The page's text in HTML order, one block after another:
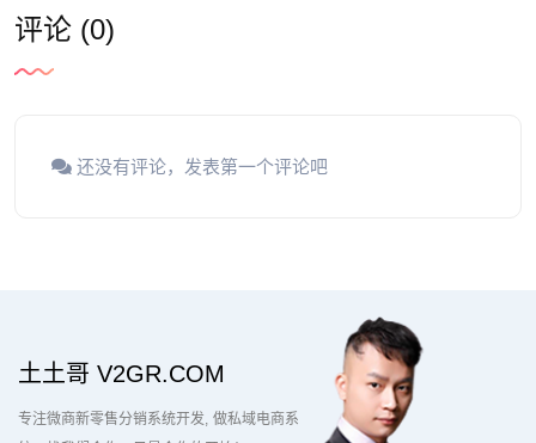
评论 (0)
还没有评论，发表第一个评论吧
土土哥 V2GR.COM
专注微商新零售分销系统开发 做私域电商系